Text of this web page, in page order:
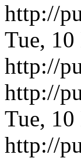
http://
Tue,
http://
http://
Tue,
http://